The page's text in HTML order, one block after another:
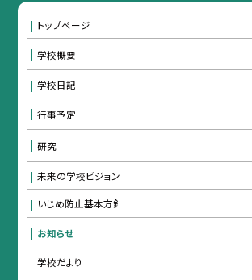
トップページ
学校概要
学校日記
行事予定
研究
未来の学校ビジョン
いじめ防止基本方針
お知らせ
学校だより